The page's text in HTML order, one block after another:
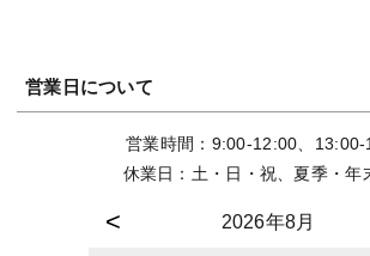
営業日について
営業時間：9:00-12:00、13:00-
休業日：土・日・祝、夏季・年
2026年8月